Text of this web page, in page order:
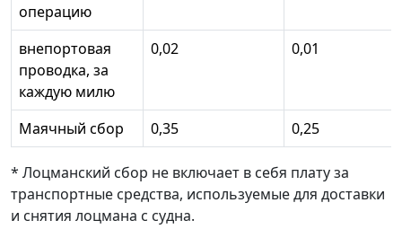
операцию
внепортовая
проводка, за
каждую милю
0,02 0,01
Маячный сбор 0,35 0,25
* Лоцманский сбор не включает в себя плату за
транспортные средства, используемые для доставки
и снятия лоцмана с судна.